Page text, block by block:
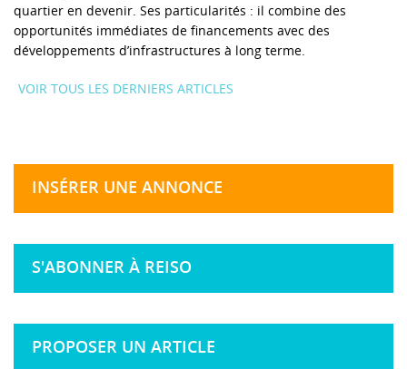
quartier en devenir. Ses particularités : il combine des
opportunités immédiates de financements avec des
développements d’infrastructures à long terme.
VOIR TOUS LES DERNIERS ARTICLES
INSÉRER UNE ANNONCE
S'ABONNER À REISO
PROPOSER UN ARTICLE